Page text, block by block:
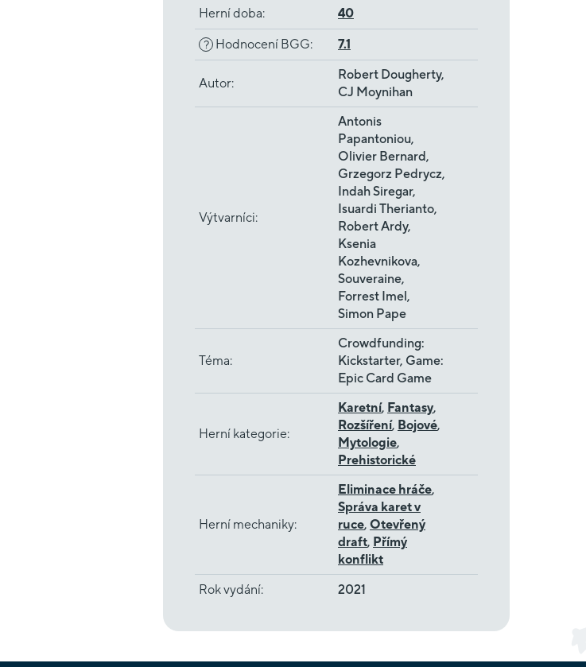
Herní doba: 40
? Hodnocení BGG: 7.1
Autor:
Robert Dougherty,
CJ Moynihan
Výtvarníci:
Antonis
Papantoniou,
Olivier Bernard,
Grzegorz Pedrycz,
Indah Siregar,
Isuardi Therianto,
Robert Ardy,
Ksenia
Kozhevnikova,
Souveraine,
Forrest Imel,
Simon Pape
Téma:
Crowdfunding:
Kickstarter, Game:
Epic Card Game
Herní kategorie:
Karetní, Fantasy,
Rozšíření, Bojové,
Mytologie,
Prehistorické
Herní mechaniky:
Eliminace hráče,
Správa karet v
ruce, Otevřený
draft, Přímý
konflikt
Rok vydání: 2021